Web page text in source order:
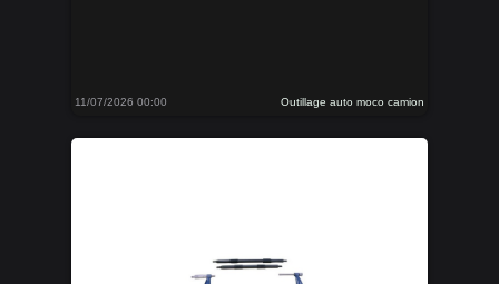
11/07/2026 00:00 Outillage auto moco camion